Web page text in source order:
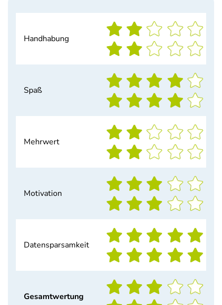
Handhabung
Spaß
Mehrwert
Motivation
Datensparsamkeit
Gesamtwertung